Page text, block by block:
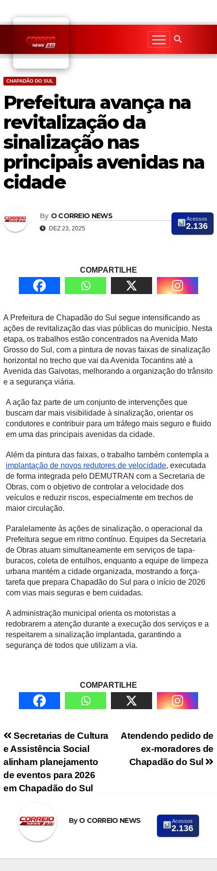
content
CHAPADÃO DO SUL
Prefeitura avança na
revitalização da
sinalização nas
principais avenidas na
cidade
By O CORREIO NEWS
DEZ 23, 2025
Acessos
2.136
COMPARTILHE
A Prefeitura de Chapadão do Sul segue intensificando as
ações de revitalização das vias públicas do município. Nesta
etapa, os trabalhos estão concentrados na Avenida Mato
Grosso do Sul, com a pintura de novas faixas de sinalização
horizontal no trecho que vai da Avenida Tocantins até a
Avenida das Gaivotas, melhorando a organização do trânsito
e a segurança viária.
A ação faz parte de um conjunto de intervenções que
buscam dar mais visibilidade à sinalização, orientar os
condutores e contribuir para um tráfego mais seguro e fluido
em uma das principais avenidas da cidade.
Além da pintura das faixas, o trabalho também contempla a
implantação de novos redutores de velocidade, executada
de forma integrada pelo DEMUTRAN com a Secretaria de
Obras, com o objetivo de controlar a velocidade dos
veículos e reduzir riscos, especialmente em trechos de
maior circulação.
Paralelamente às ações de sinalização, o operacional da
Prefeitura segue em ritmo contínuo. Equipes da Secretaria
de Obras atuam simultaneamente em serviços de tapa-
buracos, coleta de entulhos, enquanto a equipe de limpeza
urbana mantém a cidade organizada, mostrando a força-
tarefa que prepara Chapadão do Sul para o início de 2026
com vias mais seguras e bem cuidadas.
A administração municipal orienta os motoristas a
redobrarem a atenção durante a execução dos serviços e a
respeitarem a sinalização implantada, garantindo a
segurança de todos que utilizam a via.
COMPARTILHE
Navegação de PostAtendendo pedido de
ex-moradores de
Chapadão do Sul
Secretarias de Cultura
e Assistência Social
alinham planejamento
de eventos para 2026
em Chapadão do Sul
ByO CORREIO NEWS Acessos
2.136